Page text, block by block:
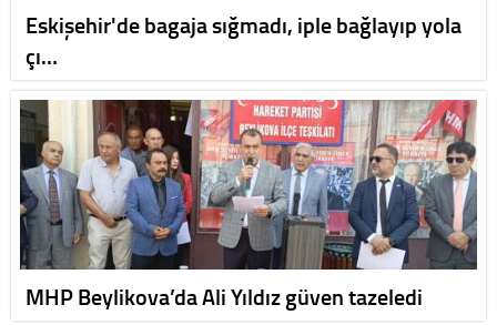
Eskişehir'de bagaja sığmadı, iple bağlayıp yola
çı…
MHP Beylikova’da Ali Yıldız güven tazeledi